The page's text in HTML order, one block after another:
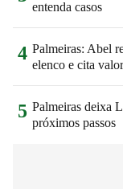
entenda casos
4 Palmeiras: Abel
elenco e cita
5 Palmeiras deixa
próximos passos